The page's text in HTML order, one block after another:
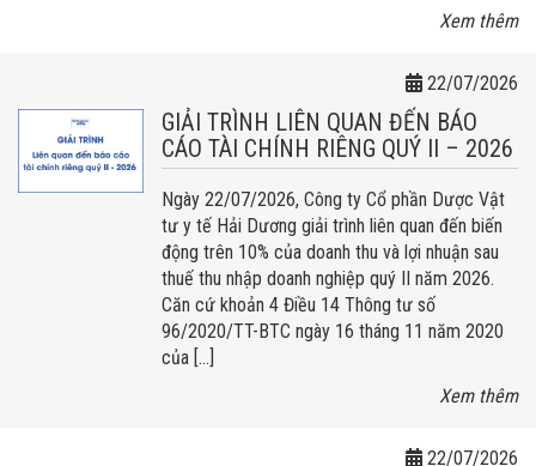
Xem thêm
22/07/2026
GIẢI TRÌNH LIÊN QUAN ĐẾN BÁO
CÁO TÀI CHÍNH RIÊNG QUÝ II – 2026
Ngày 22/07/2026, Công ty Cổ phần Dược Vật
tư y tế Hải Dương giải trình liên quan đến biến
động trên 10% của doanh thu và lợi nhuận sau
thuế thu nhập doanh nghiệp quý II năm 2026.
Căn cứ khoản 4 Điều 14 Thông tư số
96/2020/TT-BTC ngày 16 tháng 11 năm 2020
của […]
Xem thêm
22/07/2026